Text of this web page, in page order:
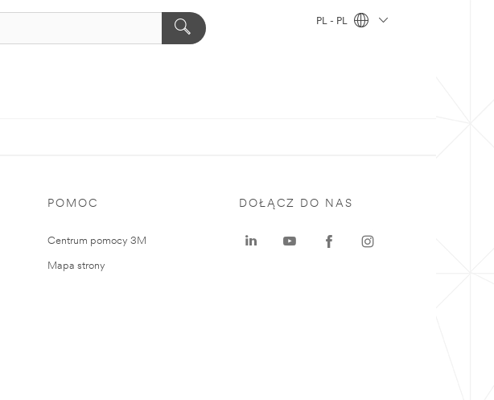
PL - PL
POMOC
Centrum pomocy 3M
Mapa strony
DOŁĄCZ DO NAS